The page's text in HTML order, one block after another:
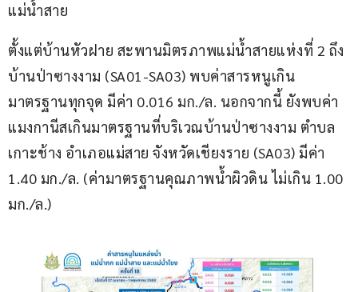
แม่น้ำสาย
ตั้งแต่บ้านหัวฝาย สะพานมิตรภาพแม่น้ำสายแห่งที่ 2 ถึง
บ้านป่าซางงาม (SA01-SA03) พบค่าสารหนูเกิน
มาตรฐานทุกจุด มีค่า 0.016 มก./ล. นอกจากนี้ ยังพบค่า
แมงกานีสเกินมาตรฐานที่บริเวณบ้านป่าซางงาม ตำบล
เกาะช้าง อำเภอแม่สาย จังหวัดเชียงราย (SA03) มีค่า
1.40 มก./ล. (ค่ามาตรฐานคุณภาพน้ำผิวดิน ไม่เกิน 1.00
มก./ล.)